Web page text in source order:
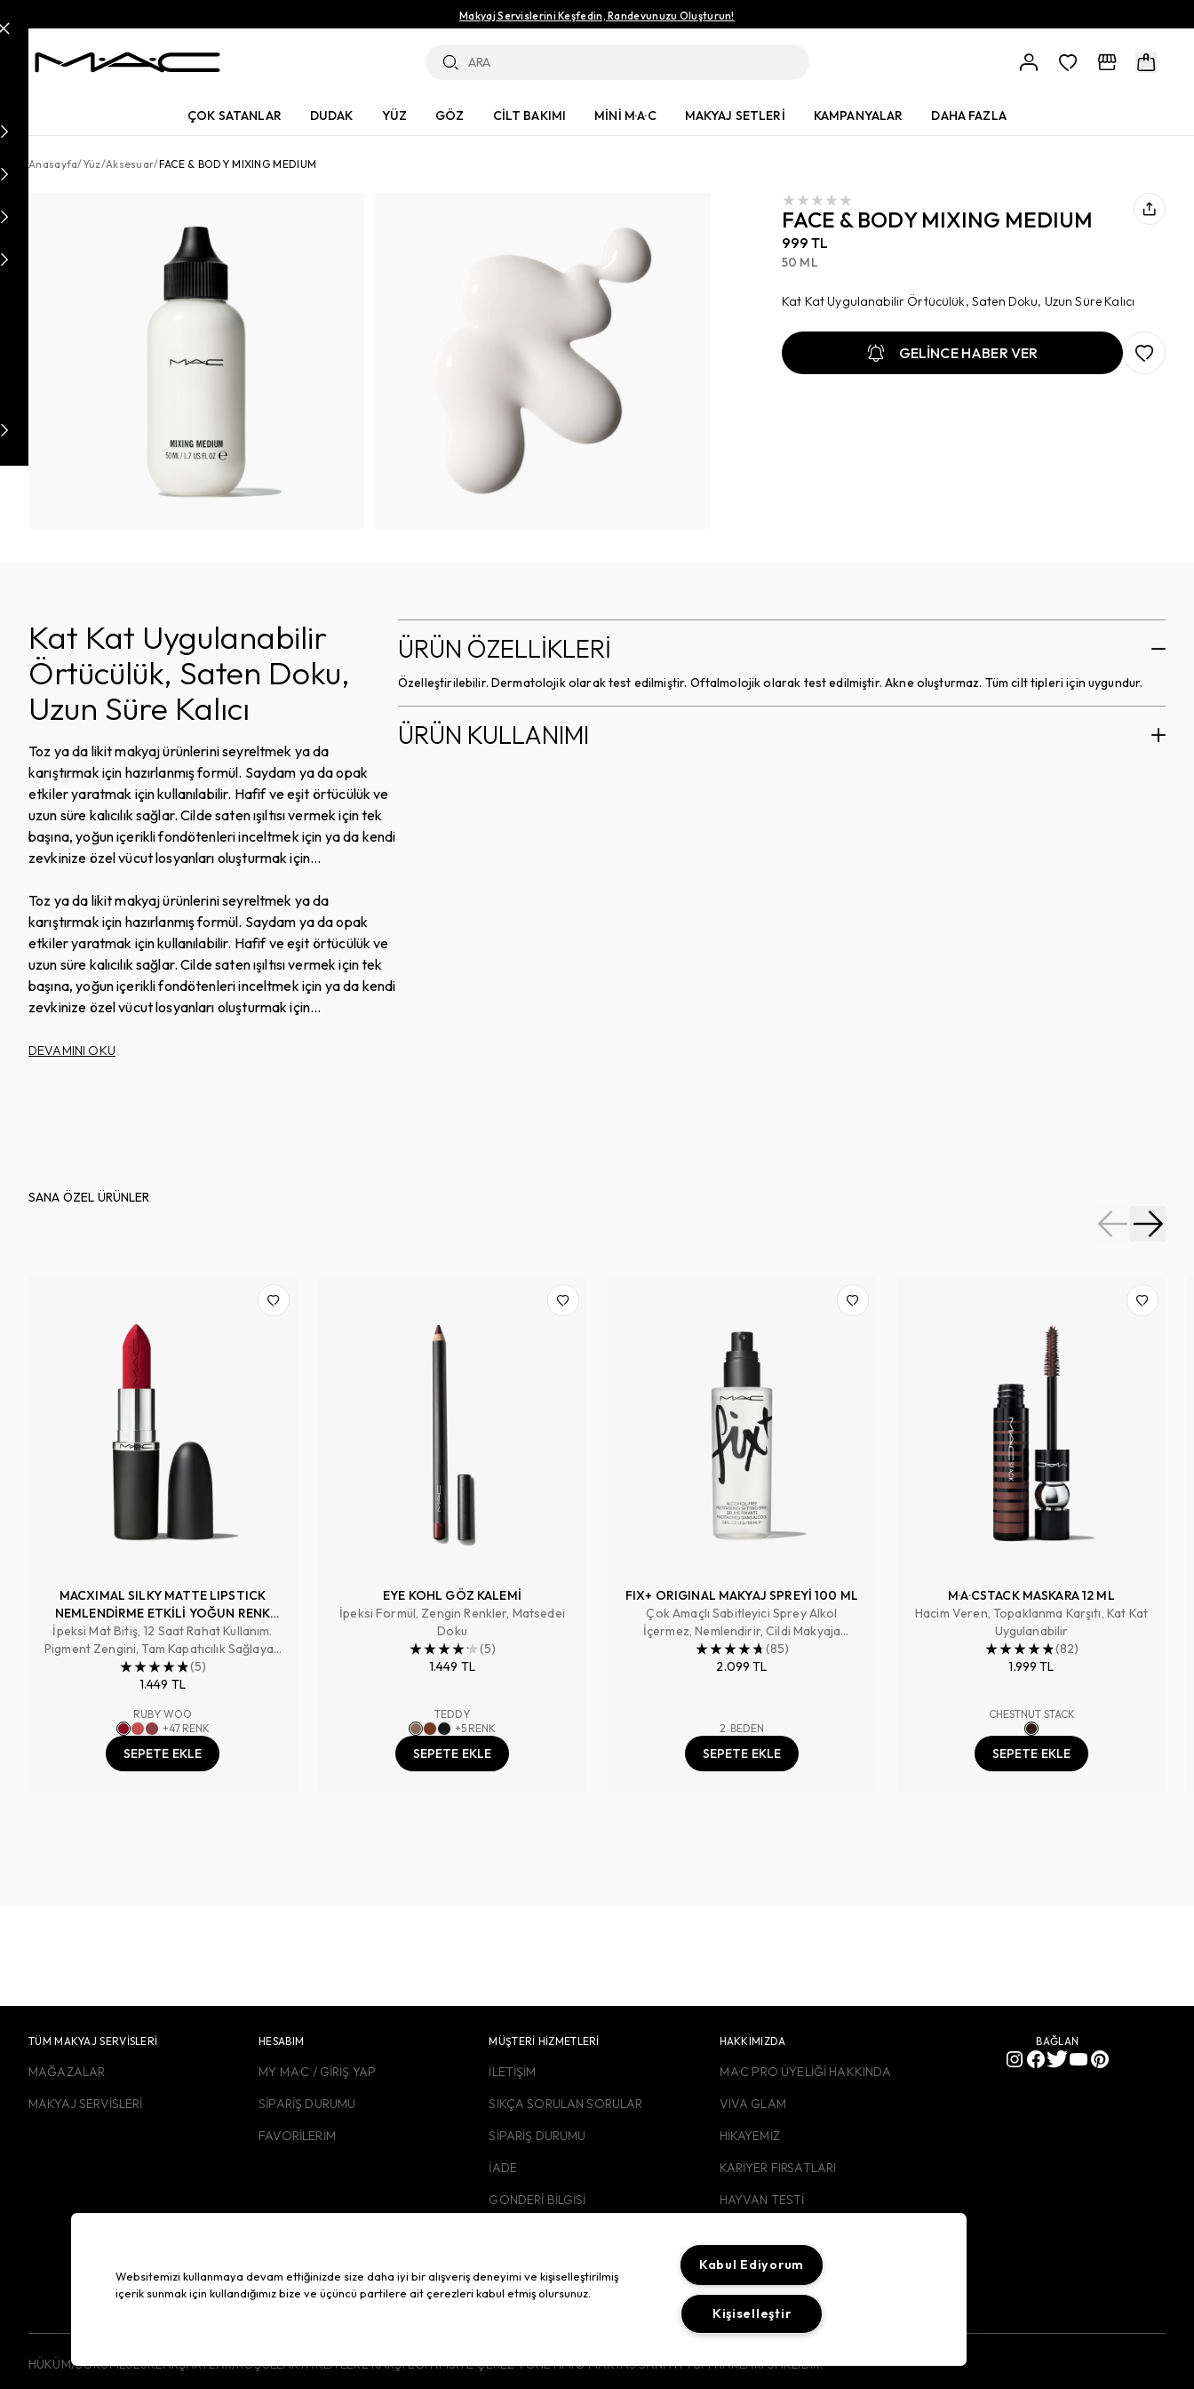
Makyaj Servislerini Keşfedin, Randevunuzu Oluşturun!
ÇOK SATANLAR DUDAK YÜZ GÖZ CİLT BAKIMI MİNİ M·A·C MAKYAJ SETLERİ KAMPANYALAR DAHA FAZLA
Anasayfa/Yüz/Aksesuar/FACE & BODY MIXING MEDIUM
FACE & BODY MIXING MEDIUM
999 TL
50 ML
Kat Kat Uygulanabilir Örtücülük, Saten Doku, Uzun Süre Kalıcı
GELİNCE HABER VER
Kat Kat Uygulanabilir
Örtücülük, Saten Doku,
Uzun Süre Kalıcı
Toz ya da likit makyaj ürünlerini seyreltmek ya da
karıştırmak için hazırlanmış formül. Saydam ya da opak
etkiler yaratmak için kullanılabilir. Hafif ve eşit örtücülük ve
uzun süre kalıcılık sağlar. Cilde saten ışıltısı vermek için tek
başına, yoğun içerikli fondötenleri inceltmek için ya da kendi
zevkinize özel vücut losyanları oluşturmak için
Toz ya da likit makyaj ürünlerini seyreltmek ya da
karıştırmak için hazırlanmış formül. Saydam ya da opak
etkiler yaratmak için kullanılabilir. Hafif ve eşit örtücülük ve
uzun süre kalıcılık sağlar. Cilde saten ışıltısı vermek için tek
başına, yoğun içerikli fondötenleri inceltmek için ya da kendi
zevkinize özel vücut losyanları oluşturmak için
DEVAMINI OKU
ÜRÜN ÖZELLİKLERİ
Özelleştirilebilir. Dermatolojik olarak test edilmiştir. Oftalmolojik olarak test edilmiştir. Akne oluşturmaz. Tüm cilt tipleri için uygundur.
ÜRÜN KULLANIMI
SANA ÖZEL ÜRÜNLER
MACXIMAL SILKY MATTE LIPSTICK
NEMLENDİRME ETKİLİ YOĞUN RENK
SAĞLAYAN RUJ
İpeksi Mat Bitiş, 12 Saat Rahat Kullanım.
Pigment Zengini, Tam Kapatıcılık Sağlayan
Renk
(5)
1.449 TL
RUBY WOO
+47 RENK
SEPETE EKLE
EYE KOHL GÖZ KALEMİ
İpeksi Formül, Zengin Renkler, Matsedei
Doku
(5)
1.449 TL
TEDDY
+5 RENK
SEPETE EKLE
FIX+ ORIGINAL MAKYAJ SPREYİ 100 ML
Çok Amaçlı Sabitleyici Sprey Alkol
İçermez, Nemlendirir, Cildi Makyaja
Hazırlar, Makyajı Sabitler , Tazeler
(85)
2.099 TL
2 BEDEN
SEPETE EKLE
M·A·CSTACK MASKARA 12 ML
Hacim Veren, Topaklanma Karşıtı, Kat Kat
Uygulanabilir
(82)
1.999 TL
CHESTNUT STACK
SEPETE EKLE
TÜM MAKYAJ SERVİSLERİ
MAĞAZALAR
MAKYAJ SERVİSLERİ
HESABIM
MY M·A·C / GİRİŞ YAP
SİPARİŞ DURUMU
FAVORİLERİM
MÜŞTERİ HİZMETLERİ
İLETİŞİM
SIKÇA SORULAN SORULAR
SİPARİŞ DURUMU
İADE
GÖNDERİ BİLGİSİ
HAKKIMIZDA
M·A·C PRO ÜYELİĞİ HAKKINDA
VIVA GLAM
HİKAYEMİZ
KARİYER FIRSATLARI
HAYVAN TESTİ
KURUMSAL SATIŞ
KVKK AYDINLATMA METNİ
BAĞLAN
HÜKÜM/SORUMLULUKLARŞARTLAR/KOŞULLARTAKLİTLERE KARŞI EĞİTİMSİTE ÇEREZ YÖNETİMİ© MAKYAJ SANATI TÜM HAKLARI SAKLIDIR.
Websitemizi kullanmaya devam ettiğinizde size daha iyi bir alışveriş deneyimi ve kişiselleştirilmiş
içerik sunmak için kullandığımız bize ve üçüncü partilere ait çerezleri kabul etmiş olursunuz.
Kabul Ediyorum
Kişiselleştir